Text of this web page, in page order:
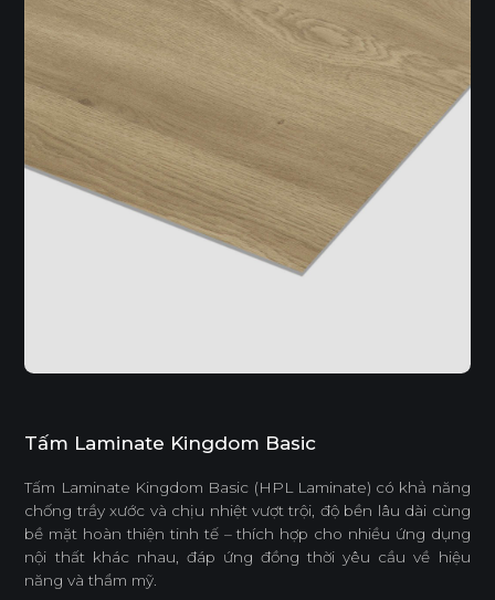
Tấm Laminate Kingdom Basic
Tấm Laminate Kingdom Basic (HPL Laminate) có khả năng
chống trầy xước và chịu nhiệt vượt trội, độ bền lâu dài cùng
bề mặt hoàn thiện tinh tế – thích hợp cho nhiều ứng dụng
nội thất khác nhau, đáp ứng đồng thời yêu cầu về hiệu
năng và thẩm mỹ.